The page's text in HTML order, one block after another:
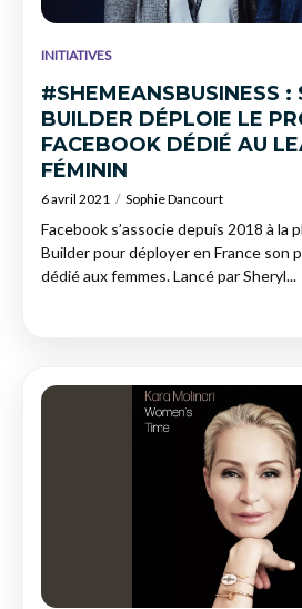
INITIATIVES
#SHEMEANSBUSINESS :
BUILDER DÉPLOIE LE
FACEBOOK DÉDIÉ AU
FÉMININ
6 avril 2021 Sophie Dancourt
Facebook s’associe depuis 2018 à la
Builder pour déployer en France son
dédié aux femmes. Lancé par Sheryl...